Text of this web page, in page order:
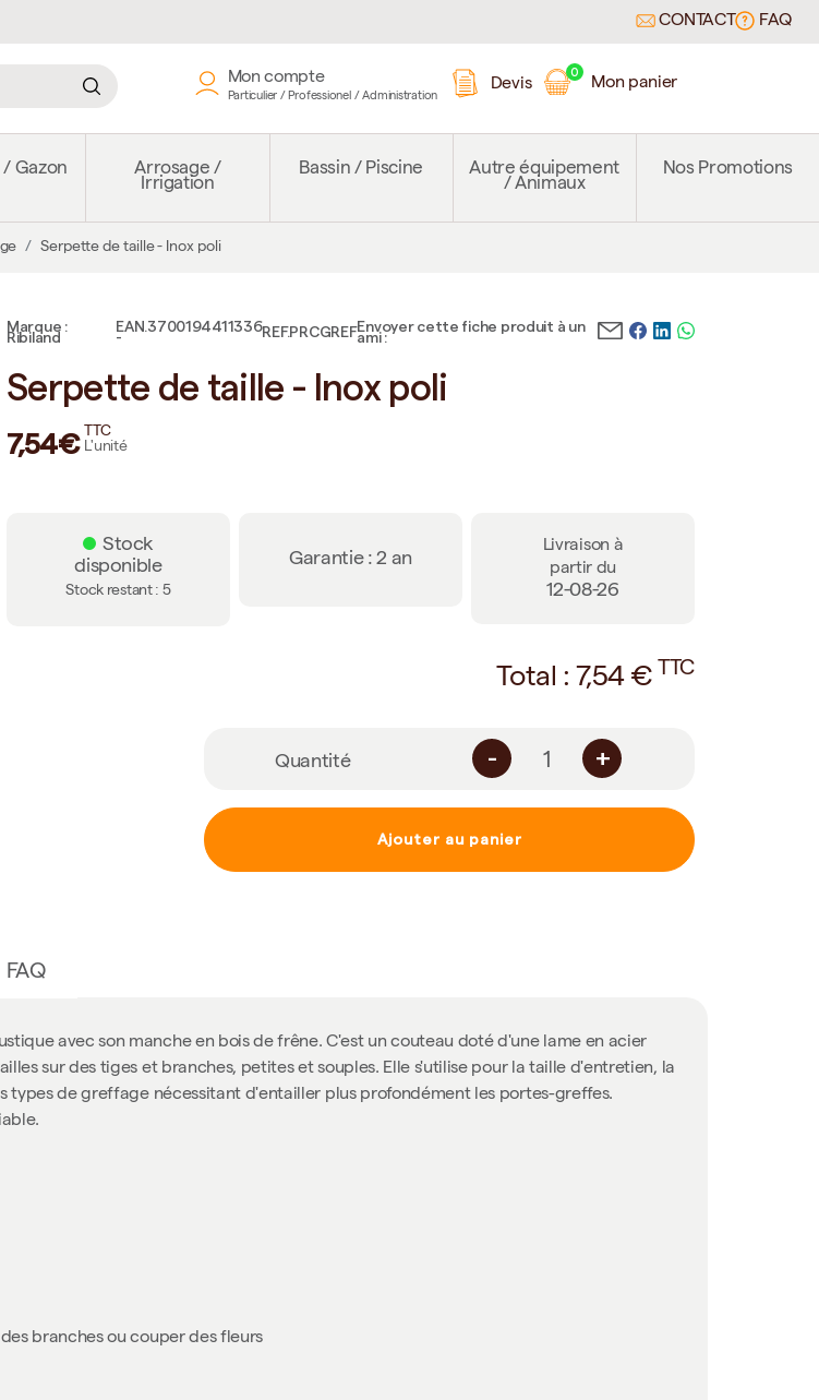
CONTACT FAQ
Mon compte
Particulier / Professionel / Administration
Devis
0
Mon panier
Gazon
Arrosage /
Irrigation
Bassin / Piscine
Autre équipement
/ Animaux
Nos Promotions
Serpette de taille - Inox poli
Marque :
Ribiland
EAN.3700194411336
- REF.PRCGREFEnvoyer cette fiche produit à un
ami :
Serpette de taille - Inox poli
7,54€ TTC
L'unité
Stock
disponible
Stock restant : 5
Garantie : 2 an
Livraison à
partir du
12-08-26
Total : 7,54€ TTC
Quantité - +
Ajouter au panier
FAQ
avec son manche en bois de frêne. C'est un couteau doté d'une lame en acier
sur des tiges et branches, petites et souples. Elle s'utilise pour la taille d'entretien, la
de greffage nécessitant d'entailler plus profondément les portes-greffes.
branches ou couper des fleurs